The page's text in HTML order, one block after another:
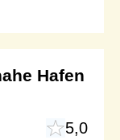
Hafen
5,0